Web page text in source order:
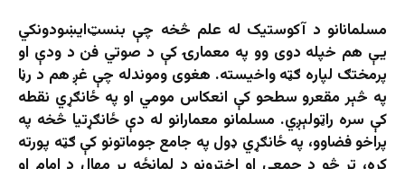
مسلمانانو د آکوستیک له علم څخه چې بنسټ‌ايښودونکي
یې هم خپله دوی وو په معمارۍ کې د صوتي فن د ودې او
پرمختګ لپاره ګټه واخیسته. هغوی وموندله چې غږ هم د رڼا
په څېر مقعرو سطحو کې انعکاس مومي او په ځانګړي نقطه
کې سره راټولېږي. مسلمانو معمارانو له دې ځانګړتیا څخه په
پراخو فضاوو، په ځانګړي ډول په جامع جوماتونو کې ګټه پورته